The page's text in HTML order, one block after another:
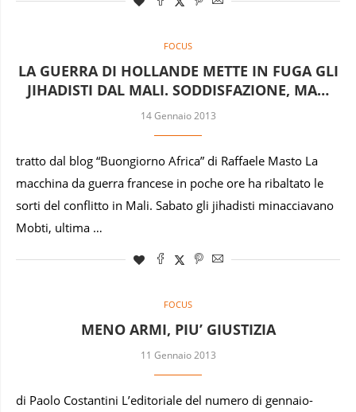
FOCUS
LA GUERRA DI HOLLANDE METTE IN FUGA GLI
JIHADISTI DAL MALI. SODDISFAZIONE, MA…
14 Gennaio 2013
tratto dal blog “Buongiorno Africa” di Raffaele Masto La
macchina da guerra francese in poche ore ha ribaltato le
sorti del conflitto in Mali. Sabato gli jihadisti minacciavano
Mobti, ultima …
FOCUS
MENO ARMI, PIU’ GIUSTIZIA
11 Gennaio 2013
di Paolo Costantini L’editoriale del numero di gennaio-